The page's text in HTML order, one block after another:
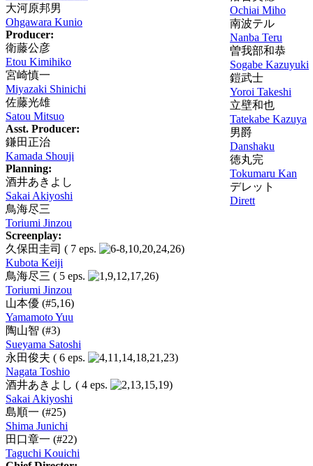
大河原邦男
Ohgawara Kunio
Producer:
衛藤公彦
Etou Kimihiko
宮崎慎一
Miyazaki Shinichi
佐藤光雄
Satou Mitsuo
Asst. Producer:
鎌田正治
Kamada Shouji
Planning:
酒井あきよし
Sakai Akiyoshi
鳥海尽三
Toriumi Jinzou
Screenplay:
久保田圭司 ( 7 eps.
)
Kubota Keiji
鳥海尽三 ( 5 eps.
)
Toriumi Jinzou
山本優 (#5,16)
Yamamoto Yuu
陶山智 (#3)
Sueyama Satoshi
永田俊夫 ( 6 eps.
)
Nagata Toshio
酒井あきよし ( 4 eps.
)
Sakai Akiyoshi
島順一 (#25)
Shima Junichi
田口章一 (#22)
Taguchi Kouichi
Ochiai Miho
南波テル
Nanba Teru
曽我部和恭
Sogabe Kazuyuki
鎧武士
Yoroi Takeshi
立壁和也
Tatekabe Kazuya
男爵
Danshaku
徳丸完
Tokumaru Kan
デレット
Dirett